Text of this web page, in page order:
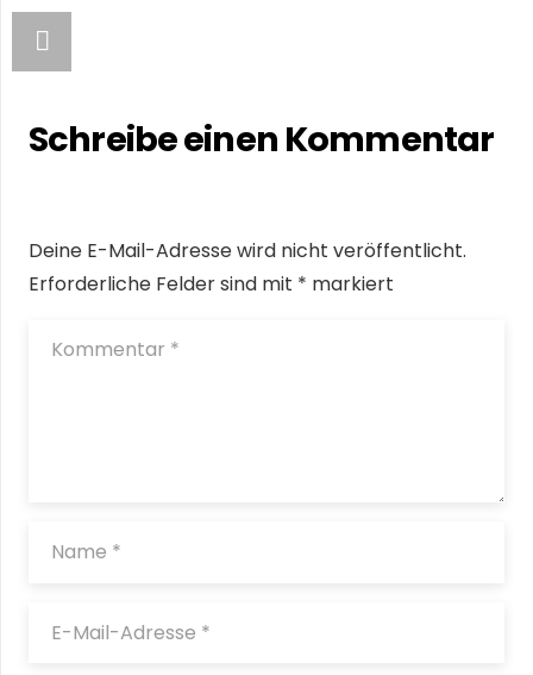
Schreibe einen Kommentar
Deine E-Mail-Adresse wird nicht veröffentlicht.
Erforderliche Felder sind mit * markiert